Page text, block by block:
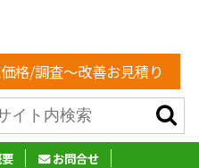
格/調査～改善お見積り
お問合せ